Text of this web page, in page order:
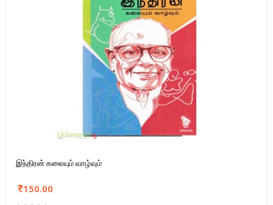
இந்திரன் கலையும் வாழ்வும்
150.00